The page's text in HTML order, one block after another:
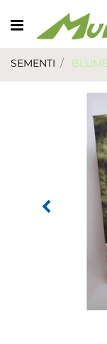
Open menu
SEMENTI